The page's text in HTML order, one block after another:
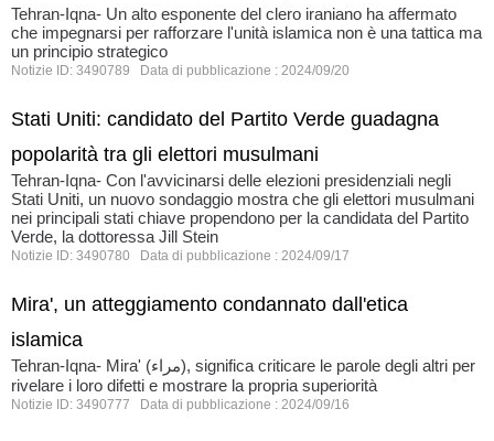
Tehran-Iqna- Un alto esponente del clero iraniano ha affermato
che impegnarsi per rafforzare l'unità islamica non è una tattica ma
un principio strategico
Notizie ID: 3490789 Data di pubblicazione : 2024/09/20
Stati Uniti: candidato del Partito Verde guadagna
popolarità tra gli elettori musulmani
Tehran-Iqna- Con l'avvicinarsi delle elezioni presidenziali negli
Stati Uniti, un nuovo sondaggio mostra che gli elettori musulmani
nei principali stati chiave propendono per la candidata del Partito
Verde, la dottoressa Jill Stein
Notizie ID: 3490780 Data di pubblicazione : 2024/09/17
Mira', un atteggiamento condannato dall'etica
islamica
Tehran-Iqna- Mira' (مراء), significa criticare le parole degli altri per
rivelare i loro difetti e mostrare la propria superiorità
Notizie ID: 3490777 Data di pubblicazione : 2024/09/16